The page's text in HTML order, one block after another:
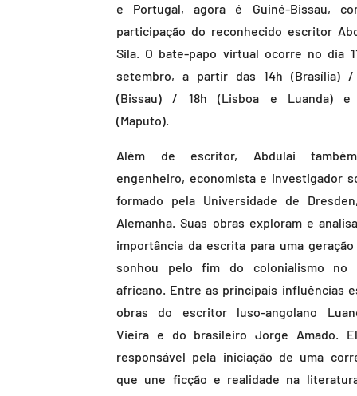
e Portugal, agora é Guiné-Bissau,
participação do reconhecido escritor
Sila. O bate-papo virtual ocorre no dia
setembro, a partir das 14h (Brasília) /
(Bissau) / 18h (Lisboa e Luanda) e
(Maputo).
Além de escritor, Abdulai
engenheiro, economista e investigador
formado pela Universidade de
Alemanha. Suas obras exploram e
importância da escrita para uma
sonhou pelo fim do colonialismo no
africano. Entre as principais influências
obras do escritor luso-angolano
Vieira e do brasileiro Jorge Amado.
responsável pela iniciação de uma
que une ficção e realidade na